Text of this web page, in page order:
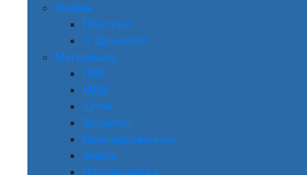
Форма
Простые
С фрамугой
Материалы
ПВХ
МДФ
Шпон
Экошпон
Ламинированные
Эмаль
Под покраску